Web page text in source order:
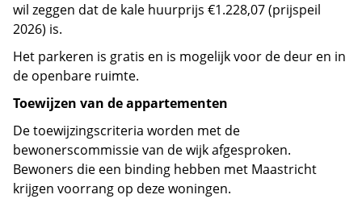
wil zeggen dat de kale huurprijs €1.228,07 (prijspeil
2026) is.
Het parkeren is gratis en is mogelijk voor de deur en in
de openbare ruimte.
Toewijzen van de appartementen
De toewijzingscriteria worden met de
bewonerscommissie van de wijk afgesproken.
Bewoners die een binding hebben met Maastricht
krijgen voorrang op deze woningen.